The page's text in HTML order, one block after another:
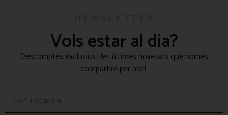
Vols estar al dia?
Descomptes exclusius i les últimes novetats que només
compartiré per mail.